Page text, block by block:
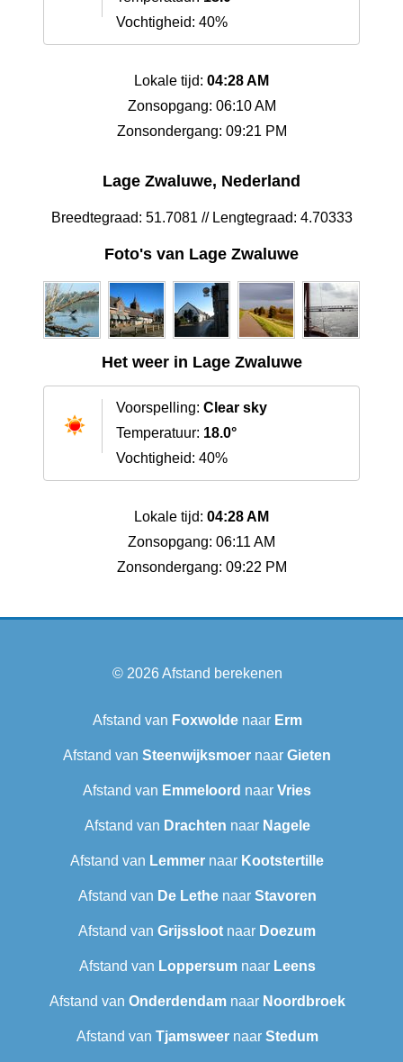
Vochtigheid: 40%
Lokale tijd: 04:28 AM
Zonsopgang: 06:10 AM
Zonsondergang: 09:21 PM
Lage Zwaluwe, Nederland
Breedtegraad: 51.7081 // Lengtegraad: 4.70333
Foto's van Lage Zwaluwe
Het weer in Lage Zwaluwe
Voorspelling: Clear sky
Temperatuur: 18.0°
Vochtigheid: 40%
Lokale tijd: 04:28 AM
Zonsopgang: 06:11 AM
Zonsondergang: 09:22 PM
© 2026Afstand berekenen
Afstand van Foxwoldenaar Erm
Afstand van Steenwijksmoer naar Gieten
Afstand van Emmeloord naar Vries
Afstand van Drachten naar Nagele
Afstand van Lemmer naar Kootstertille
Afstand van De Lethenaar Stavoren
Afstand van Grijssloot naar Doezum
Afstand van Loppersumnaar Leens
Afstand van Onderdendamnaar Noordbroek
Afstand van Tjamsweernaar Stedum